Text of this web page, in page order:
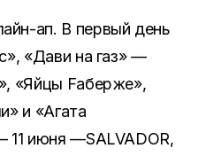
ап. В первый день
«Дави на газ» —
«Яйцы Fаберже»,
и «Агата
11 июня —SALVADOR,